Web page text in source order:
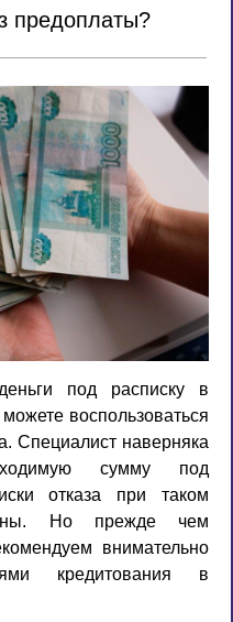
предоплаты?
под расписку в
воспользоваться
Специалист наверняка
сумму под
отказа при таком
Но прежде чем
внимательно
кредитования в